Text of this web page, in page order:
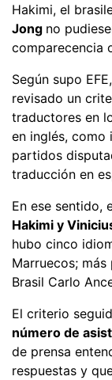
Hakimi, el
Jong no
comparecencia
Según supo
revisado un
traductores en
en inglés, como
partidos
traducción en
En ese sentido,
Hakimi y
hubo cinco
Marruecos;
Brasil Carlo
El criterio
número de
de prensa
respuestas y